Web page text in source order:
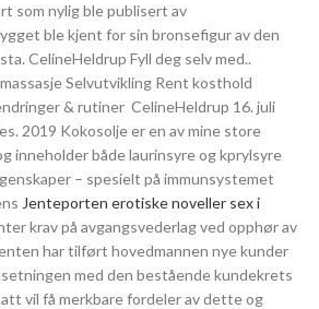
som nylig ble publisert av
ble kjent for sin bronsefigur av den
CelineHeldrup Fyll deg selv med..
Selvutvikling Rent kosthold
& rutiner ​ CelineHeldrup 16. juli
2019 Kokosolje er en av mine store
inneholder både laurinsyre og kprylsyre
– spesielt på immunsystemet
Jenteporten erotiske noveller sex i
krav på avgangsvederlag ved opphør av
har tilført hovedmannen nye kunder
med den bestående kundekrets
vil få merkbare fordeler av dette og